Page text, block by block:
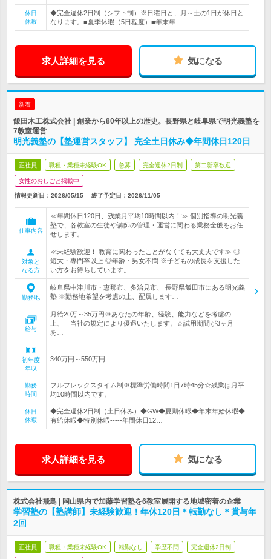
休日
休暇
◆完全週休2日制（シフト制）※日曜日と、月～土の1日が休日と
なります。■夏季休暇（5日程度）■年末年…
求人詳細を見る 気になる
新着
飯田木工株式会社 | 創業から80年以上の歴史。長野県と岐阜県で明光義塾を
7教室運営
明光義塾の【塾運営スタッフ】 完全土日休み◆年間休日120日
正社員 職種・業種未経験OK 急募 完全週休2日制 第二新卒歓迎
女性のおしごと掲載中
情報更新日：2026/05/15 終了予定日： 2026/11/05
仕事内容
≪年間休日120日、残業月平均10時間以内！≫ 個別指導の明光義
塾で、各教室の生徒や講師の管理・運営に関わる業務全般をお任
せします。
対象と
なる方
≪未経験歓迎！ 教育に関わったことがなくても大丈夫です≫ ◎
短大・専門卒以上 ◎年齢・男女不問 ※子どもの成長を支援した
い方をお待ちしています。
勤務地
岐阜県中津川市・恵那市、多治見市、 長野県飯田市にある明光義
塾 ※勤務地希望を考慮の上、配属します…
給与
月給20万～35万円※あなたの年齢、経験、能力などを考慮の
上、 当社の規定により優遇いたします。☆試用期間が3ヶ月
あ…
初年度
年収
340万円～550万円
勤務
時間
フルフレックスタイム制※標準労働時間1日7時45分☆残業は月平
均10時間以内です。
休日
休暇
◆完全週休2日制（土日休み）◆GW◆夏期休暇◆年末年始休暇◆
有給休暇◆特別休暇-----年間休日12…
求人詳細を見る 気になる
株式会社飛鳥 | 岡山県内で加藤学習塾を6教室展開する地域密着の企業
学習塾の【塾講師】未経験歓迎！年休120日＊転勤なし＊賞与年
2回
正社員 職種・業種未経験OK 転勤なし 学歴不問 完全週休2日制